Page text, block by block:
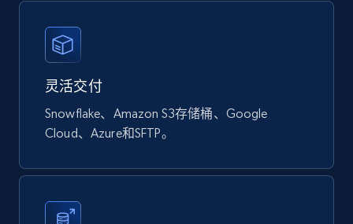
Naver products
URL, Product id, Title, Original price, Final price,
Discount rate, Currency, Description, and more.
eCommerce
839+
灵活交付
Snowflake、Amazon S3存储桶、Google
Cloud、Azure和SFTP。